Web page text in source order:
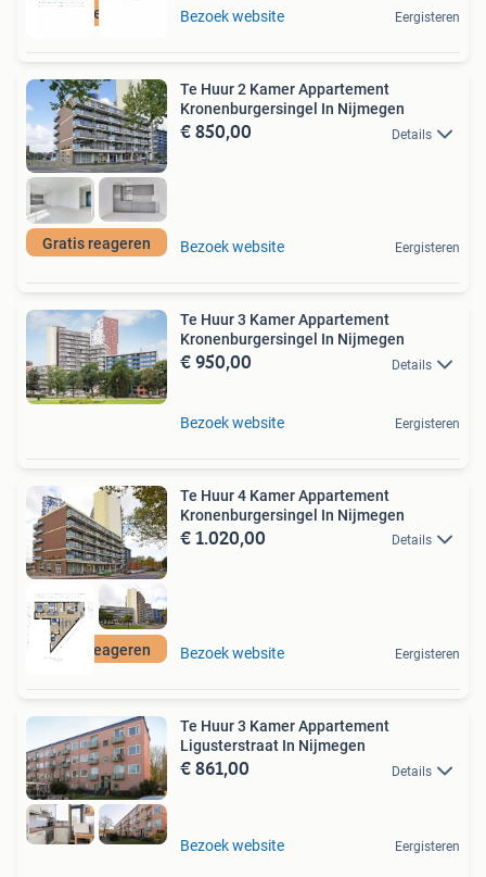
Gratis reageren Bezoek website Eergisteren
Gratis reageren
Te Huur 2 Kamer Appartement
Kronenburgersingel In Nijmegen
€ 850,00 Details
Bezoek website Eergisteren
Te Huur 3 Kamer Appartement
Kronenburgersingel In Nijmegen
€ 950,00 Details
Bezoek website Eergisteren
Gratis reageren
Te Huur 4 Kamer Appartement
Kronenburgersingel In Nijmegen
€ 1.020,00 Details
Bezoek website Eergisteren
Te Huur 3 Kamer Appartement
Ligusterstraat In Nijmegen
€ 861,00 Details
Bezoek website Eergisteren